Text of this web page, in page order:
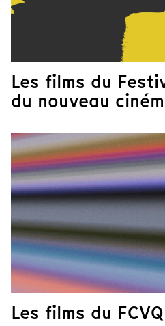
Les films du
du nouveau
Les films du FCVQ